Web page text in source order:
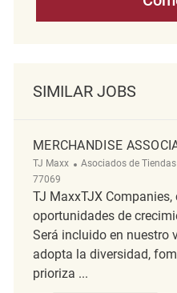
SIMILAR JOBS
MERCHANDISE
TJ Maxx Categoría
Asociados de Tiendas
77069
TJ MaxxTJX
oportunidades de
Será incluido en nuestro
adopta la diversidad,
prioriza ...